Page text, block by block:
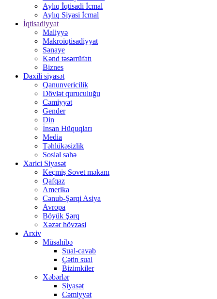
Aylıq İqtisadi İcmal
Aylıq Siyasi İcmal
İqtisadiyyat
Maliyyə
Makroiqtisadiyyat
Sənaye
Kənd təsərrüfatı
Biznes
Daxili siyasət
Qanunvericilik
Dövlət quruculuğu
Cəmiyyət
Gender
Din
İnsan Hüquqları
Media
Təhlükəsizlik
Sosial sahə
Xarici Siyasət
Keçmiş Sovet məkanı
Qafqaz
Amerika
Cənub-Şərqi Asiya
Avropa
Böyük Şərq
Xəzər hövzəsi
Arxiv
Müsahibə
Sual-cavab
Çətin sual
Bizimkiler
Xəbərlər
Siyasət
Cəmiyyət